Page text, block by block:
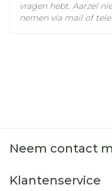
vragen hebt. Aarzel
nemen via mail of
Neem contact
Klantenservice